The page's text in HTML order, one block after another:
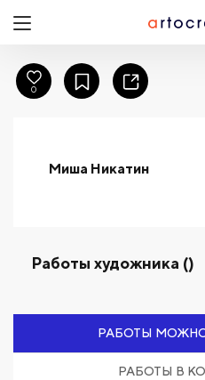
Миша Никатин
Работы художника ()
РАБОТЫ
РАБОТЫ В
0